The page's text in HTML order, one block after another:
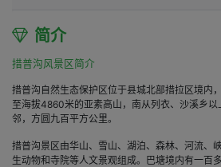
简介
措普沟风景区简介
措普沟自然生态保护区位于县城北部措拉区境内
至海拔4860米的亚素高山，南从列衣、沙溪乡
邻，方圆九百平方公里。
措普沟景区由华山、雪山、湖泊、森林、河流、
生动物和寺院等人文景观组成。巴塘境内有一百